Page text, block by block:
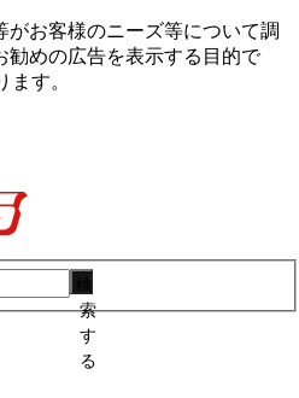
お客様のニーズ等について調
勧めの広告を表⽰する⽬的で
ます。
索
す
る